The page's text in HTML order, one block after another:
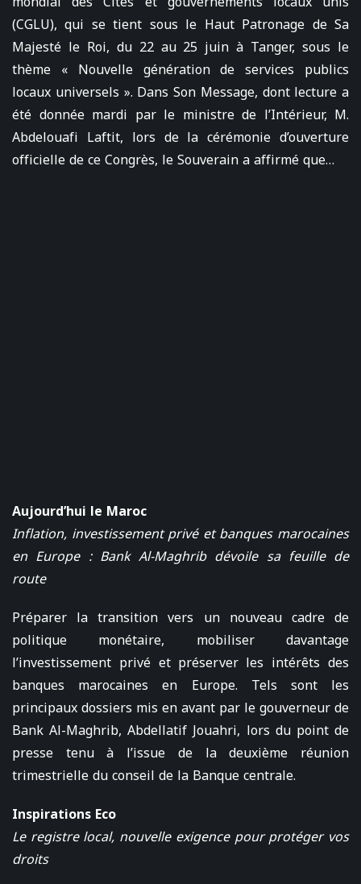
(CGLU), qui se tient sous le Haut Patronage de Sa
Majesté le Roi, du 22 au 25 juin à Tanger, sous le
thème « Nouvelle génération de services publics
locaux universels ». Dans Son Message, dont lecture a
été donnée mardi par le ministre de l’Intérieur, M.
Abdelouafi Laftit, lors de la cérémonie d’ouverture
officielle de ce Congrès, le Souverain a affirmé que…
Aujourd’hui le Maroc
Inflation, investissement privé et banques marocaines
en Europe : Bank Al-Maghrib dévoile sa feuille de
route
Préparer la transition vers un nouveau cadre de
politique monétaire, mobiliser davantage
l’investissement privé et préserver les intérêts des
banques marocaines en Europe. Tels sont les
principaux dossiers mis en avant par le gouverneur de
Bank Al-Maghrib, Abdellatif Jouahri, lors du point de
presse tenu à l’issue de la deuxième réunion
trimestrielle du conseil de la Banque centrale.
Inspirations Eco
Le registre local, nouvelle exigence pour protéger vos
droits